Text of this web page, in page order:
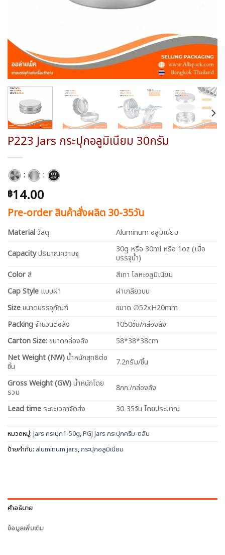
P223 Jars กระปุกอลูมิเนียม 30กรัม
: :
฿14.00
Pre-order สินค้าสั่งผลิต 30-35วัน
Material วัสดุ Aluminum อลูมิเนียม
Capacityปริมาณความจุ
30g หรือ 30ml หรือ 1oz (เมื่อ
บรรจุน้ำ)
Colorสี
สีเทา โลหะอลูมิเนียม
Cap Style แบบฝา
ฝาเกลียวบน
Sizeขนาดบรรจุภัณฑ์
ขนาด ∅52xH20mm
Packingจำนวนต่อลัง
1050ชิ้น/กล่องลัง
Carton Size:ขนาดกล่องลัง
58*38*38cm
NetWeight (NW)น้ำหนักสุทธิต่อ
ชิ้น
7.2กรัม/ชิ้น
Gross Weight (GW)น้ำหนักโดย
รวม
8กก./กล่องลัง
Lead time ระยะเวลาจัดส่ง 30-35วัน โดยประมาณ
หมวดหมู่: Jars กระปุก1-50g,PGJ Jars กระปุกครีม-ตลับ
ป้ายกำกับ: aluminum jars,กระปุกอลูมิเนียม
คำอธิบาย
ข้อมูลเพิ่มเติม